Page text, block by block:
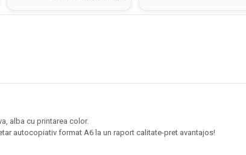
alba cu printarea color.
autocopiativ format A6 la un raport calitate-pret avantajos!